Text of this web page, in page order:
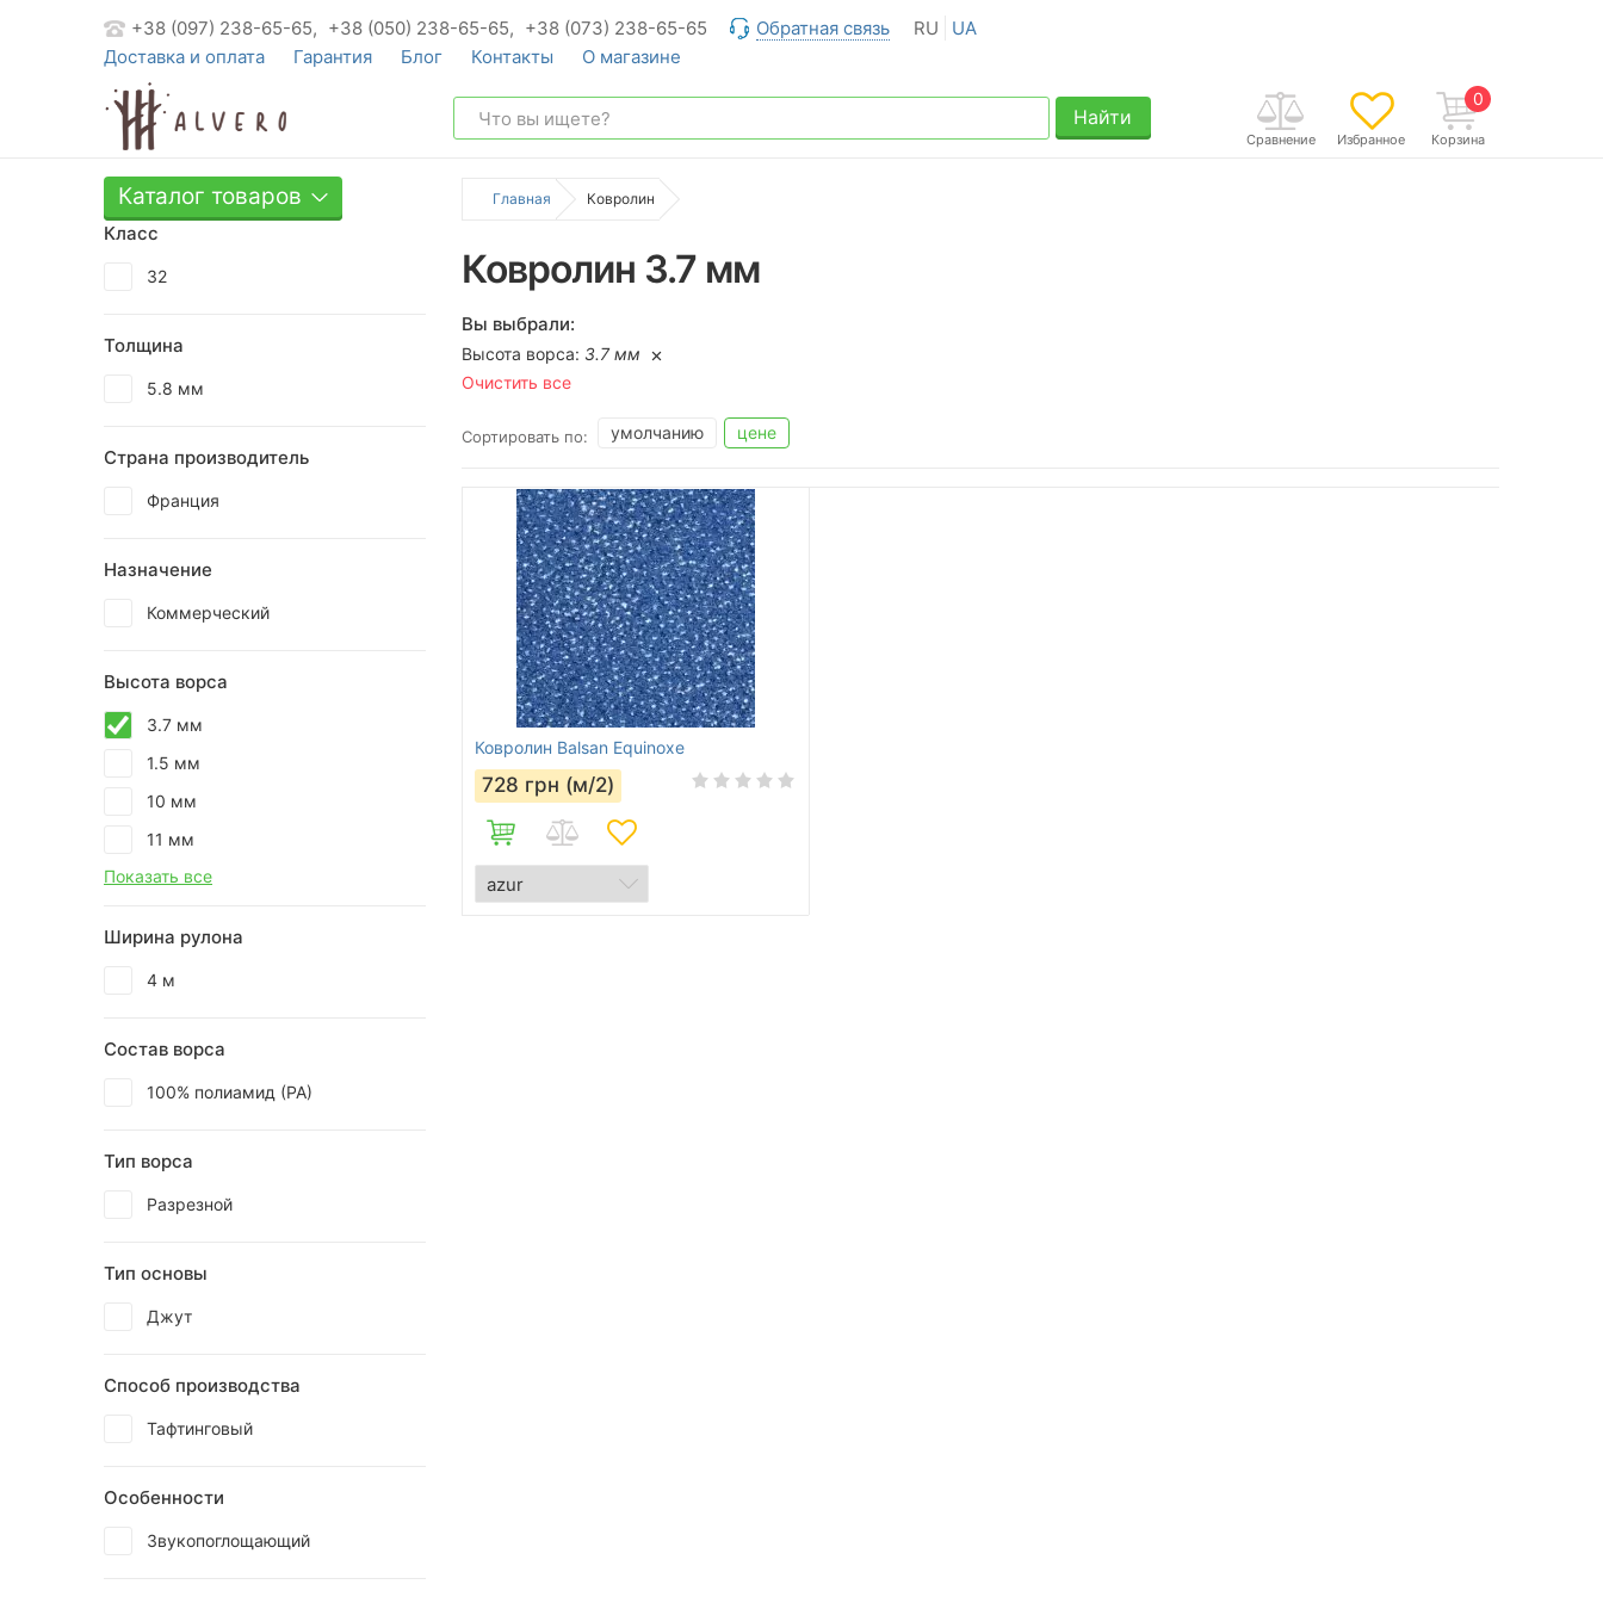
+38 (097) 238-65-65, +38 (050) 238-65-65, +38 (073) 238-65-65 Обратная связь RU
UA
Доставка и оплата
Гарантия Блог Контакты О магазине
0
Корзина
Избранное
Сравнение
Найти
Каталог товаров
Класс
32
Толщина
5.8 мм
Страна производитель
Франция
Назначение
Коммерческий
Высота ворса
3.7 мм
1.5 мм
10 мм
11 мм
Показать все
Ширина рулона
4 м
Состав ворса
100% полиамид (РА)
Тип ворса
Разрезной
Тип основы
Джут
Способ производства
Тафтинговый
Особенности
Звукопоглощающий
Главная Ковролин
Ковролин 3.7 мм
Вы выбрали:
Высота ворса: 3.7 мм
Очистить все
Сортировать по: умолчанию цене
Ковролин Balsan Equinoxe
728 грн (м/2)